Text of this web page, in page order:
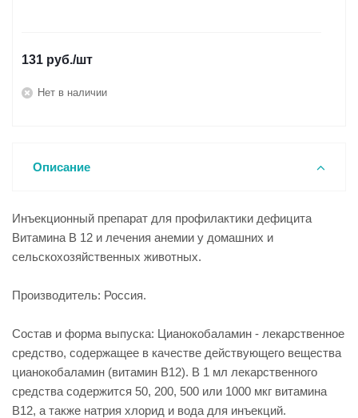
131 руб./шт
Нет в наличии
Описание
Инъекционный препарат для профилактики дефицита
Витамина В 12 и лечения анемии у домашних и
сельскохозяйственных животных.
Производитель: Россия.
Состав и форма выпуска: Цианокобаламин - лекарственное
средство, содержащее в качестве действующего вещества
цианокобаламин (витамин В12). В 1 мл лекарственного
средства содержится 50, 200, 500 или 1000 мкг витамина
B12, а также натрия хлорид и вода для инъекций.